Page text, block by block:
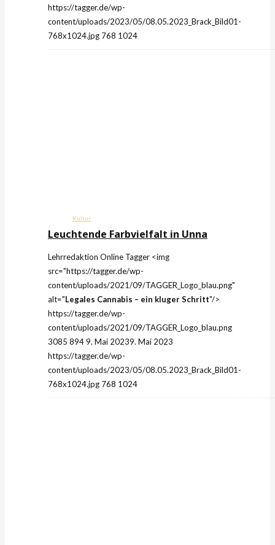
https://tagger.de/wp-
content/uploads/2023/05/08.05.2023_Brack_Bild01-
768x1024.jpg 768 1024
Kultur
Leuchtende Farbvielfalt in Unna
Lehrredaktion Online Tagger <img
src="https://tagger.de/wp-
content/uploads/2021/09/TAGGER_Logo_blau.png"
alt="Legales Cannabis – ein kluger Schritt"/>
https://tagger.de/wp-
content/uploads/2021/09/TAGGER_Logo_blau.png
3085 8949. Mai 20239. Mai 2023
https://tagger.de/wp-
content/uploads/2023/05/08.05.2023_Brack_Bild01-
768x1024.jpg 768 1024